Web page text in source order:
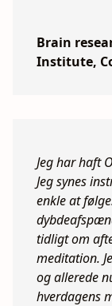
Brain
Institute,
Jeg har haft
Jeg synes
enkle at
tidligt om
meditation.
og allerede
hverdagens